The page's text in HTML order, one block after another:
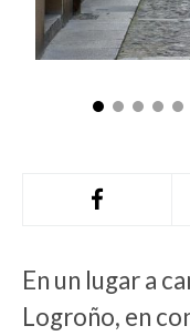
En un lugar a
Logroño, en